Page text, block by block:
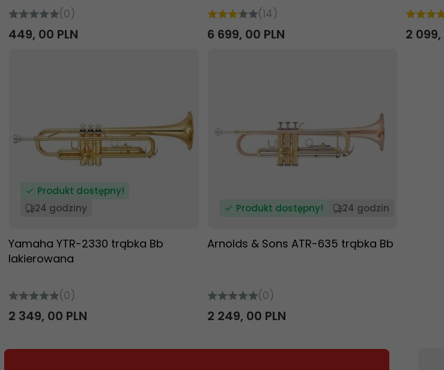
(0)
449, 00 PLN
(14)
6 699, 00 PLN 2 099,
Produkt dostępny!
24 godziny
Yamaha YTR-2330 trąbka Bb
lakierowana
(0)
2 349, 00 PLN
Produkt dostępny! 24 godzin
Arnolds & Sons ATR-635 trąbka Bb
(0)
2 249, 00 PLN